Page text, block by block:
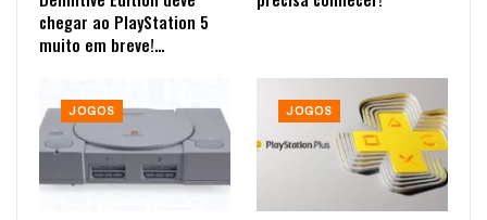
chegar ao PlayStation 5
muito em breve!…
JOGOS JOGOS